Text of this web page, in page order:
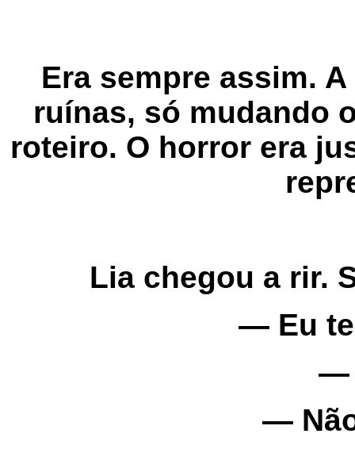
Era sempre assim.
ruínas, só mudando
roteiro. O horror era
Lia chegou a rir.
— Eu
—
—